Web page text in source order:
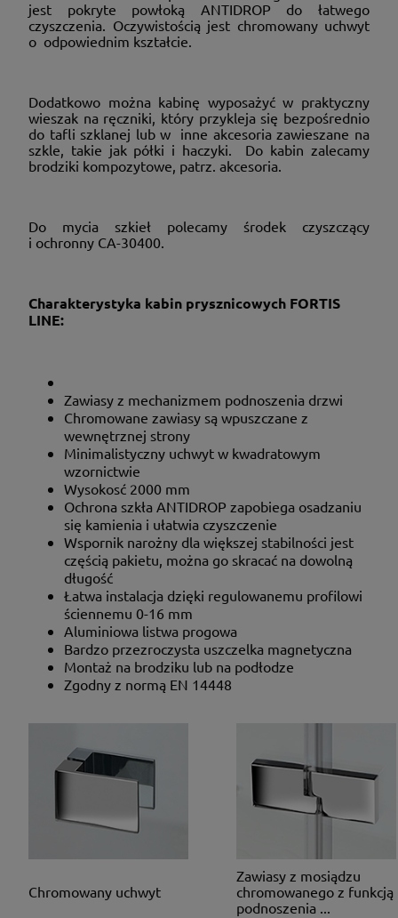
jest pokryte powłoką ANTIDROP do łatwego
czyszczenia. Oczywistością jest chromowany uchwyt
o odpowiednim kształcie.
Dodatkowo można kabinę wyposażyć w praktyczny
wieszak na ręczniki, który przykleja się bezpośrednio
do tafli szklanej lub w inne akcesoria zawieszane na
szkle, takie jak półki i haczyki. Do kabin zalecamy
brodziki kompozytowe, patrz. akcesoria.
Do mycia szkieł polecamy środek czyszczący
i ochronny CA-30400.
Charakterystyka kabin prysznicowych FORTIS
LINE:
Zawiasy z mechanizmem podnoszenia drzwi
Chromowane zawiasy są wpuszczane z
wewnętrznej strony
Minimalistyczny uchwyt w kwadratowym
wzornictwie
Wysokosć 2000 mm
Ochrona szkła ANTIDROP zapobiega osadzaniu
się kamienia i ułatwia czyszczenie
Wspornik narożny dla większej stabilności jest
częścią pakietu, można go skracać na dowolną
długość
Łatwa instalacja dzięki regulowanemu profilowi
ściennemu 0-16 mm
Aluminiowa listwa progowa
Bardzo przezroczysta uszczelka magnetyczna
Montaż na brodziku lub na podłodze
Zgodny z normą EN 14448
Chromowany uchwyt
Zawiasy z mosiądzu
chromowanego z funkcją
podnoszenia ...